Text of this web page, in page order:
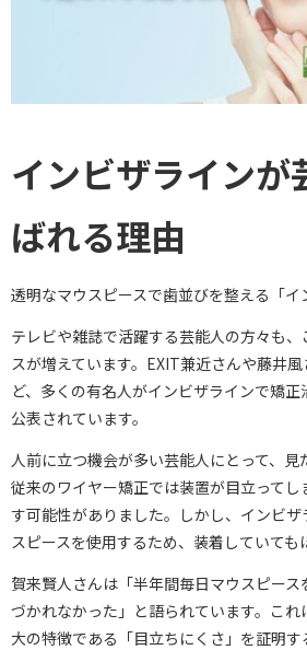
インビザラインが
ばれる理由
透明なマウスピースで歯並びを整える「イ
テレビや雑誌で活躍する芸能人の方々も
スが増えています。EXIT兼近さんや藤井
ど、多くの有名人がインビザラインで矯
公表されています。
人前に立つ機会が多い芸能人にとって、見
従来のワイヤー矯正では装置が目立って
す可能性がありました。しかし、インビ
スピースを使用するため、装着していても
賀来賢人さんは「半年間毎日マウスピー
づかれなかった」と語られています。こ
大の特徴である「目立ちにくさ」を証明す